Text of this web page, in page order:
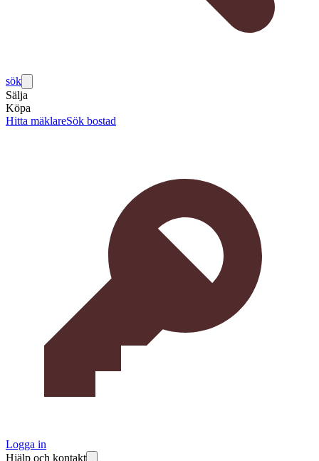
sök
Sälja
Köpa
Hitta mäklareSök bostad
Logga in
Hjälp och kontakt